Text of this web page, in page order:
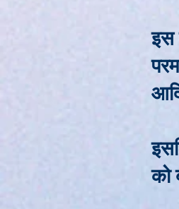
इस
को